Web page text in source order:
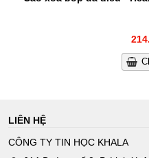
LIÊN HỆ
CÔNG TY TIN HỌC KHALA